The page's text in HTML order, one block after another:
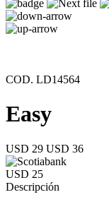
COD. LD14564
Easy
USD 29 USD 36
USD 25
Descripción